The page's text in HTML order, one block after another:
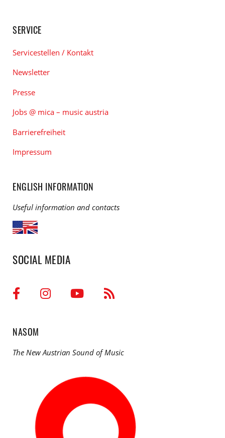
SERVICE
Servicestellen / Kontakt
Newsletter
Presse
Jobs @ mica – music austria
Barrierefreiheit
Impressum
ENGLISH INFORMATION
Useful information and contacts
SOCIAL MEDIA
NASOM
The New Austrian Sound of Music